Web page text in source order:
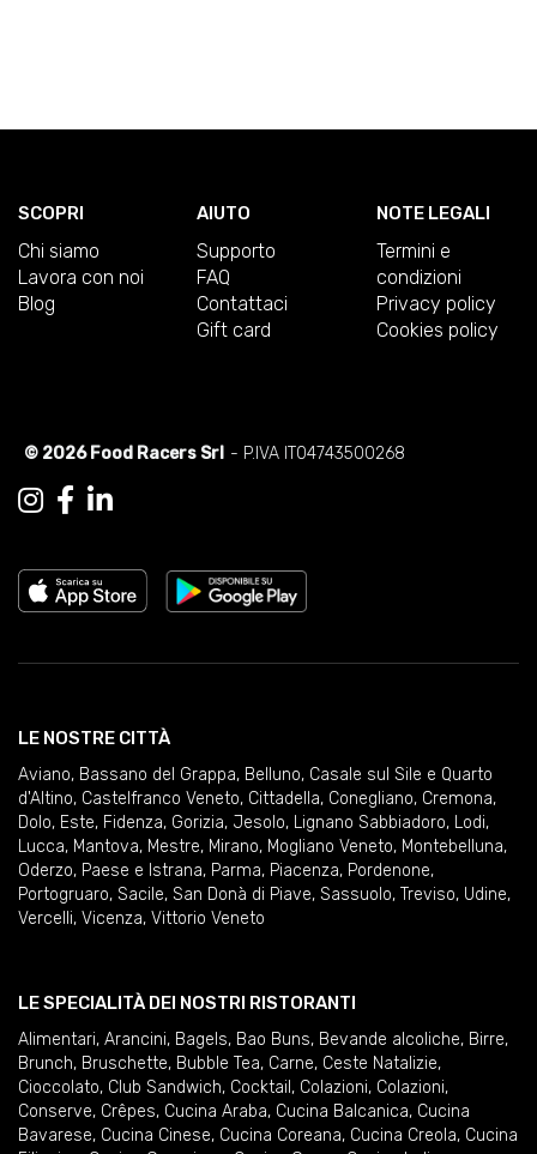
SCOPRI
Chi siamo
Lavora con noi
Blog
AIUTO
Supporto
FAQ
Contattaci
Gift card
NOTE LEGALI
Termini e
condizioni
Privacy policy
Cookies policy
© 2026 Food Racers Srl - P.IVA IT04743500268
LE NOSTRE CITTÀ
Aviano, Bassano del Grappa, Belluno, Casale sul Sile e Quarto
d'Altino, Castelfranco Veneto, Cittadella, Conegliano, Cremona,
Dolo, Este, Fidenza, Gorizia, Jesolo, Lignano Sabbiadoro, Lodi,
Lucca, Mantova, Mestre, Mirano, Mogliano Veneto, Montebelluna,
Oderzo, Paese e Istrana, Parma, Piacenza, Pordenone,
Portogruaro, Sacile, San Donà di Piave, Sassuolo, Treviso, Udine,
Vercelli, Vicenza, Vittorio Veneto
LE SPECIALITÀ DEI NOSTRI RISTORANTI
Alimentari, Arancini, Bagels, Bao Buns, Bevande alcoliche, Birre,
Brunch, Bruschette, Bubble Tea, Carne, Ceste Natalizie,
Cioccolato, Club Sandwich, Cocktail , Colazioni, Colazioni,
Conserve, Crêpes, Cucina Araba, Cucina Balcanica, Cucina
Bavarese, Cucina Cinese, Cucina Coreana, Cucina Creola, Cucina